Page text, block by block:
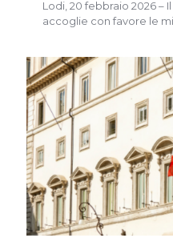
Lodi, 20 febbraio 2026 –
accoglie con favore le